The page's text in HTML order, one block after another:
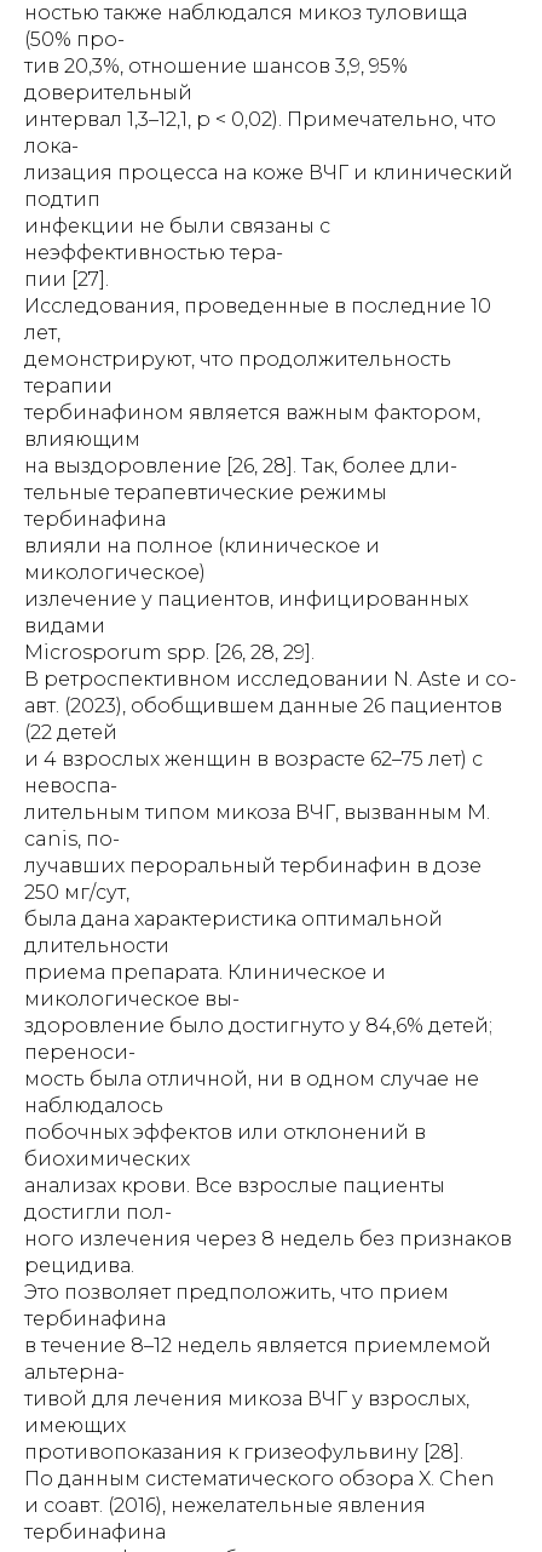
ностью также наблюдался микоз туловища
(50% про-
тив 20,3%, отношение шансов 3,9, 95%
доверительный
интервал 1,3–12,1, p < 0,02). Примечательно, что
лока-
лизация процесса на коже ВЧГ и клинический
подтип
инфекции не были связаны с
неэффективностью тера-
пии [27].
Исследования, проведенные в последние 10
лет,
демонстрируют, что продолжительность
терапии
тербинафином является важным фактором,
влияющим
на выздоровление [26, 28]. Так, более дли-
тельные терапевтические режимы
тербинафина
влияли на полное (клиническое и
микологическое)
излечение у пациентов, инфицированных
видами
Microsporum spp. [26, 28, 29].
В ретроспективном исследовании N. Aste и со-
авт. (2023), обобщившем данные 26 пациентов
(22 детей
и 4 взрослых женщин в возрасте 62–75 лет) с
невоспа-
лительным типом микоза ВЧГ, вызванным M.
canis, по-
лучавших пероральный тербинафин в дозе
250 мг/сут,
была дана характеристика оптимальной
длительности
приема препарата. Клиническое и
микологическое вы-
здоровление было достигнуто у 84,6% детей;
переноси-
мость была отличной, ни в одном случае не
наблюдалось
побочных эффектов или отклонений в
биохимических
анализах крови. Все взрослые пациенты
достигли пол-
ного излечения через 8 недель без признаков
рецидива.
Это позволяет предположить, что прием
тербинафина
в течение 8–12 недель является приемлемой
альтерна-
тивой для лечения микоза ВЧГ у взрослых,
имеющих
противопоказания к гризеофульвину [28].
По данным систематического обзора X. Chen
и соавт. (2016), нежелательные явления
тербинафина